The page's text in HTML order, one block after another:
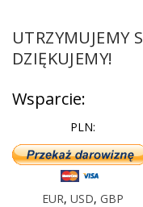
UTRZYMUJEMY
DZIĘKUJEMY!
Wsparcie:
PLN:
EUR, USD, GBP